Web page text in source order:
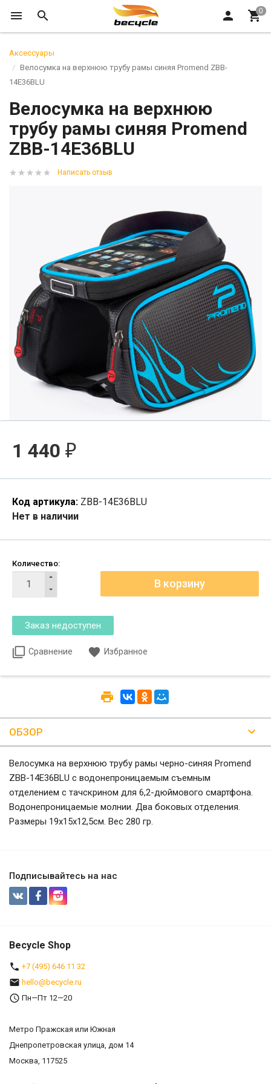
Аксессуары
Велосумка на верхнюю трубу рамы синяя Promend ZBB-
14E36BLU
Велосумка на верхнюю
трубу рамы синяя Promend
ZBB-14E36BLU
Написать отзыв
1 440 ₽
Код артикула: ZBB-14E36BLU
Нет в наличии
Количество:
Сравнение Избранное
ОБЗОР
Велосумка на верхнюю трубу рамы черно-синяя Promend
ZBB-14E36BLU с водонепроницаемым съемным
отделением с тачскрином для 6,2-дюймового смартфона.
Водонепроницаемые молнии. Два боковых отделения.
Размеры 19х15х12,5см. Вес 280 гр.
Подписывайтесь на нас
Becycle Shop
+7 (495) 646 11 32
hello@becycle.ru
Пн—Пт 12—20
Метро Пражская или Южная
Днепропетровская улица, дом 14
Москва, 117525